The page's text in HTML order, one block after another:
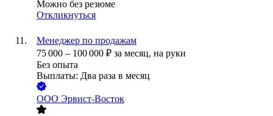
Можно без резюме
Откликнуться
Менеджер по продажам
75 000 – 100 000 ₽ за месяц, на руки
Без опыта
Выплаты: Два раза в месяц
ООО Эрвист-Восток